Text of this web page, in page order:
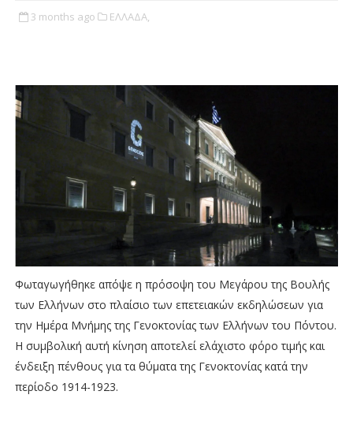
3 months ago ΕΛΛΑΔΑ,
Φωταγωγήθηκε απόψε η πρόσοψη του Μεγάρου της Βουλής
των Ελλήνων στο πλαίσιο των επετειακών εκδηλώσεων για
την Ημέρα Μνήμης της Γενοκτονίας των Ελλήνων του Πόντου.
Η συμβολική αυτή κίνηση αποτελεί ελάχιστο φόρο τιμής και
ένδειξη πένθους για τα θύματα της Γενοκτονίας κατά την
περίοδο 1914-1923.